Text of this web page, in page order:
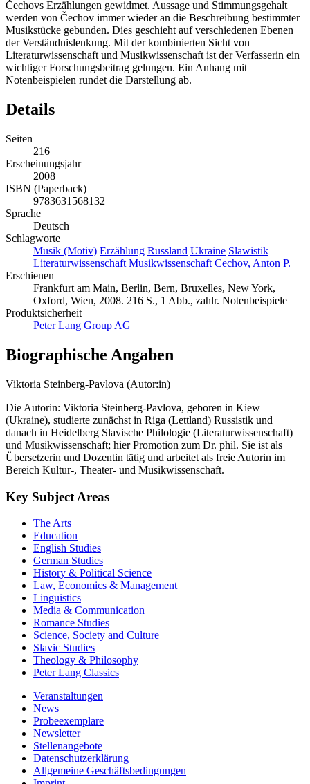
Čechovs Erzählungen gewidmet. Aussage und Stimmungsgehalt
werden von Čechov immer wieder an die Beschreibung bestimmter
Musikstücke gebunden. Dies geschieht auf verschiedenen Ebenen
der Verständnislenkung. Mit der kombinierten Sicht von
Literaturwissenschaft und Musikwissenschaft ist der Verfasserin ein
wichtiger Forschungsbeitrag gelungen. Ein Anhang mit
Notenbeispielen rundet die Darstellung ab.
Details
Seiten
216
Erscheinungsjahr
2008
ISBN (Paperback)
9783631568132
Sprache
Deutsch
Schlagworte
Musik (Motiv) Erzählung Russland Ukraine Slawistik
Literaturwissenschaft Musikwissenschaft Cechov, Anton P.
Erschienen
Frankfurt am Main, Berlin, Bern, Bruxelles, New York,
Oxford, Wien, 2008. 216 S., 1 Abb., zahlr. Notenbeispiele
Produktsicherheit
Peter Lang Group AG
Biographische Angaben
Viktoria Steinberg-Pavlova (Autor:in)
Die Autorin: Viktoria Steinberg-Pavlova, geboren in Kiew
(Ukraine), studierte zunächst in Riga (Lettland) Russistik und
danach in Heidelberg Slavische Philologie (Literaturwissenschaft)
und Musikwissenschaft; hier Promotion zum Dr. phil. Sie ist als
Übersetzerin und Dozentin tätig und arbeitet als freie Autorin im
Bereich Kultur-, Theater- und Musikwissenschaft.
Key Subject Areas
The Arts
Education
English Studies
German Studies
History & Political Science
Law, Economics & Management
Linguistics
Media & Communication
Romance Studies
Science, Society and Culture
Slavic Studies
Theology & Philosophy
Peter Lang Classics
Veranstaltungen
News
Probeexemplare
Newsletter
Stellenangebote
Datenschutzerklärung
Allgemeine Geschäftsbedingungen